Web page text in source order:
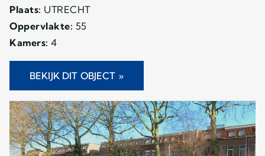
Plaats: UTRECHT
Oppervlakte: 55
Kamers: 4
BEKIJK DIT OBJECT »